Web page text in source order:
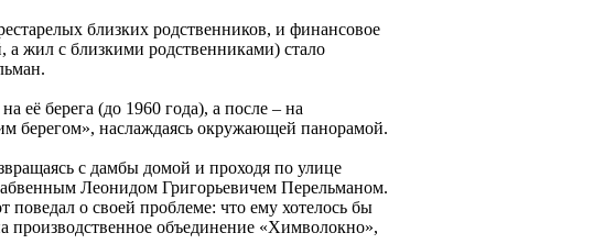
близких родственников, и финансовое
жил с близкими родственниками) стало
её берега (до 1960 года), а после – на
берегом», наслаждаясь окружающей панорамой.
с дамбы домой и проходя по улице
Леонидом Григорьевичем Перельманом.
о своей проблеме: что ему хотелось бы
производственное объединение «Химволокно»,